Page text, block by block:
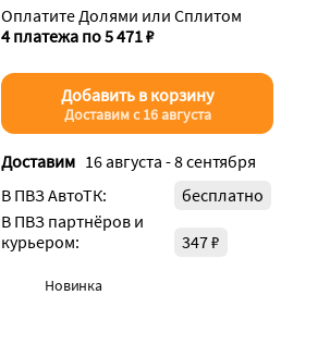
Оплатите Долями или Сплитом
4 платежа по 5 471 ₽
Добавить в корзину
Доставим с 16 августа
Доставим 16 августа - 8 сентября
В ПВЗ АвтоТК:
бесплатно
В ПВЗ партнёров и
курьером:
347 ₽
Новинка